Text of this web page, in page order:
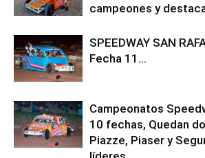
campeones y
SPEEDWAY SAN
Fecha 11…
Campeonatos
10 fechas, Quedan
Piazze, Piaser y